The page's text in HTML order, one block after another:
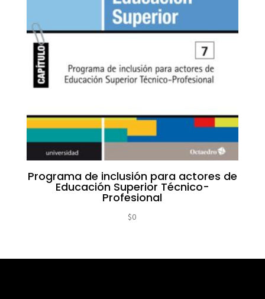
Programa de inclusión para actores de
Educación Superior Técnico-
Profesional
$0